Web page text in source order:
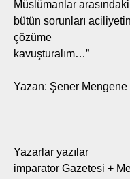
Müslümanlar arasındaki
bütün sorunları
çözüme
kavuşturalım…”
Yazan: Şener Mengene
Yazarlar yazılar
imparator Gazetesi +